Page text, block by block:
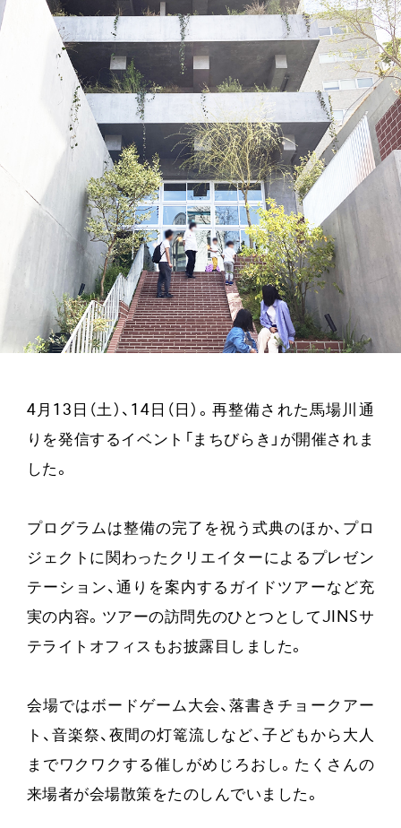
4月13日（土）、14日（日）。再整備された馬場川通
りを発信するイベント「まちびらき」が開催されま
した。
プログラムは整備の完了を祝う式典のほか、プロ
ジェクトに関わったクリエイターによるプレゼン
テーション、通りを案内するガイドツアーなど充
実の内容。ツアーの訪問先のひとつとしてJINSサ
テライトオフィスもお披露目しました。
会場ではボードゲーム大会、落書きチョークアー
ト、音楽祭、夜間の灯篭流しなど、子どもから大人
までワクワクする催しがめじろおし。たくさんの
来場者が会場散策をたのしんでいました。